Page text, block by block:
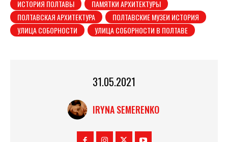
ИСТОРИЯ ПОЛТАВЫ
ПАМЯТКИ АРХИТЕКТУРЫ
ПОЛТАВСКАЯ АРХИТЕКТУРА
ПОЛТАВСКИЕ МУЗЕИ ИСТОРИЯ
УЛИЦА СОБОРНОСТИ
УЛИЦА СОБОРНОСТИ В ПОЛТАВЕ
31.05.2021
IRYNA SEMERENKO